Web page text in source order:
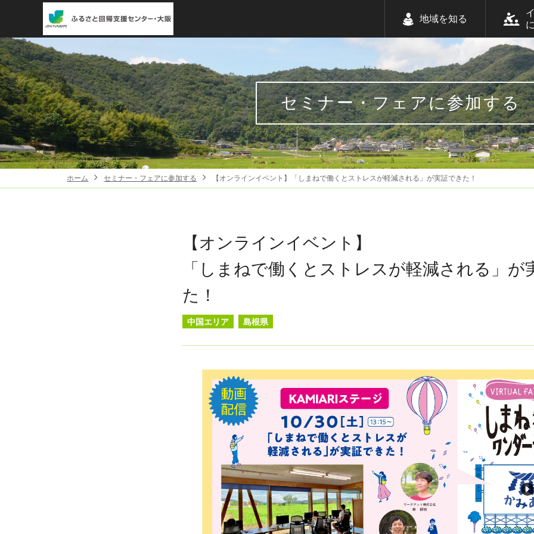
地域を知る
セミナー・フェアに参加する
ホーム セミナー・フェアに参加する 【オンラインイベント】「しまねで働くとストレスが軽減される」が実証できた！
【オンラインイベント】
「しまねで働くとストレスが軽減される」が
た！
中国エリア 島根県